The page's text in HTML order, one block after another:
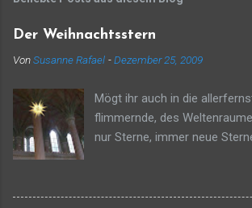
Der Weihnachtsstern
VonSusanne Rafael -Dezember 25, 2009
Mögt ihr auch in die
flimmernde, des
nur Sterne, immer neue
der andern Welt und Zeit
deutender Gebärde und